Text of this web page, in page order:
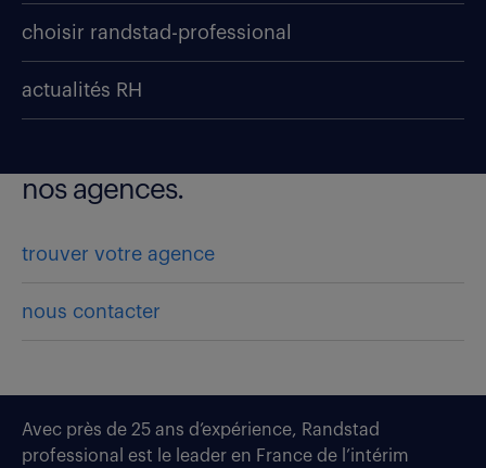
choisir randstad-professional
actualités RH
nos agences.
trouver votre agence
nous contacter
Avec près de 25 ans d’expérience, Randstad
professional est le leader en France de l’intérim